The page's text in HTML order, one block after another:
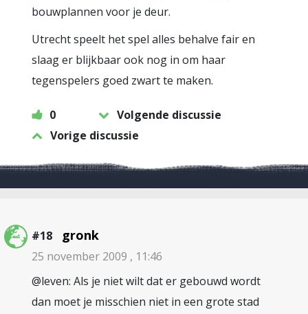
bouwplannen voor je deur.
Utrecht speelt het spel alles behalve fair en
slaag er blijkbaar ook nog in om haar
tegenspelers goed zwart te maken.
0
Volgende discussie
Vorige discussie
#18 gronk
25 november 2009 , 11:46
@leven: Als je niet wilt dat er gebouwd wordt
dan moet je misschien niet in een grote stad